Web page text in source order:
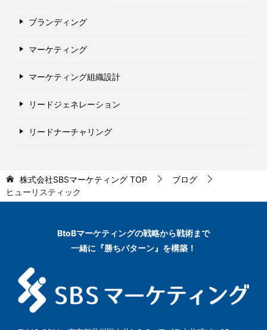
ブランディング
マーケティング
マーケティング組織設計
リードジェネレーション
リードナーチャリング
株式会社SBSマーケティング TOP
ブログ
ヒューリスティック
BtoBマーケティングの戦略から戦術まで
一緒に『勝ちパターン』を構築！